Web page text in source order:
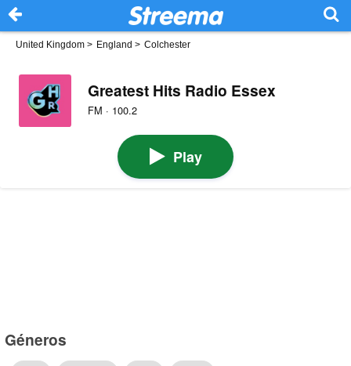
United Kingdom > England > Colchester
Greatest Hits Radio Essex
FM · 100.2
Play
Géneros